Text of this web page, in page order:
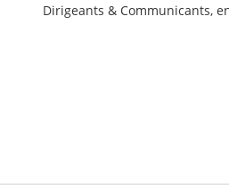
Dirigeants & Communicants,